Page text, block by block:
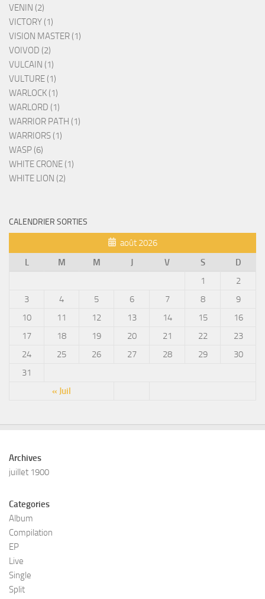
VENIN (2)
VICTORY (1)
VISION MASTER (1)
VOIVOD (2)
VULCAIN (1)
VULTURE (1)
WARLOCK (1)
WARLORD (1)
WARRIOR PATH (1)
WARRIORS (1)
WASP (6)
WHITE CRONE (1)
WHITE LION (2)
CALENDRIER SORTIES
août 2026
L
M M J V S D
« Juil
1
2
3
4 5 6 7 8
9
10
11 12 13 14 15
16
17
18 19 20 21 22
23
24
25 26 27 28 29
30
31
Archives
juillet 1900
Categories
Album
Compilation
EP
Live
Single
Split